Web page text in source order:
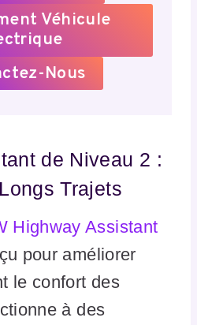
Véhicule
Nous
de Niveau 2 :
Trajets
Highway Assistant
pour améliorer
le confort des
à des